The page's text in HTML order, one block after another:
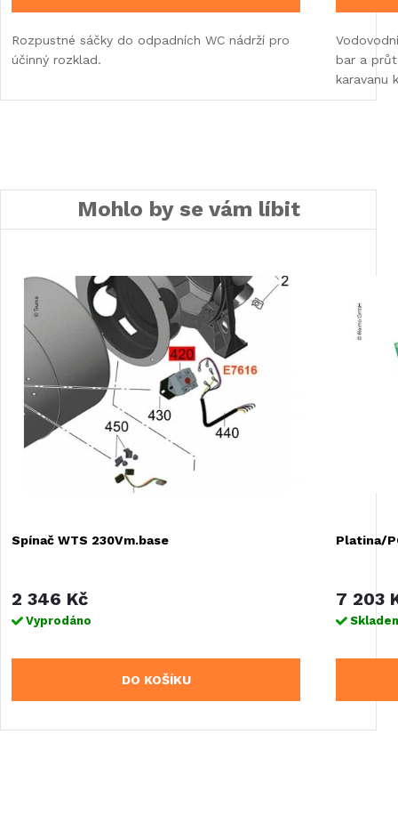
Rozpustné sáčky do odpadních WC nádrží pro
účinný rozklad.
bar a
karavanu
Mohlo by se vám líbit
Spínač WTS 230Vm.base
2 346 Kč
Vyprodáno
DO KOŠÍKU
Platina/
7 203